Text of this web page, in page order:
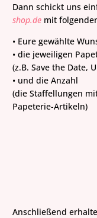
Dann schickt uns
shop.de mit
• Eure gewählte
• die jeweiligen
(z.B. Save the Date,
• und die Anzahl
(die Staffellungen
Papeterie-Artikeln)
Anschließend